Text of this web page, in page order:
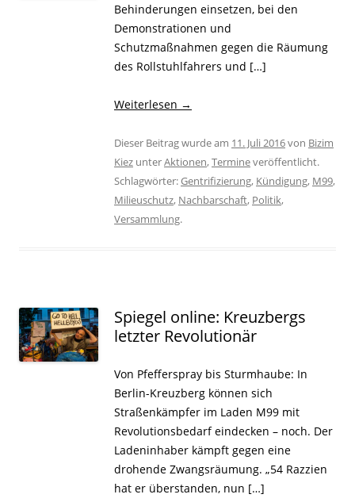
Behinderungen einsetzen, bei den
Demonstrationen und
Schutzmaßnahmen gegen die Räumung
des Rollstuhlfahrers und […]
Weiterlesen →
Dieser Beitrag wurde am 11. Juli 2016von Bizim
Kiez unterAktionen,Termineveröffentlicht.
Schlagwörter:Gentrifizierung, Kündigung, M99,
Milieuschutz, Nachbarschaft, Politik,
Versammlung.
Spiegel online: Kreuzbergs
letzter Revolutionär
Von Pfefferspray bis Sturmhaube: In
Berlin-Kreuzberg können sich
Straßenkämpfer im Laden M99 mit
Revolutionsbedarf eindecken – noch. Der
Ladeninhaber kämpft gegen eine
drohende Zwangsräumung. „54 Razzien
hat er überstanden, nun […]